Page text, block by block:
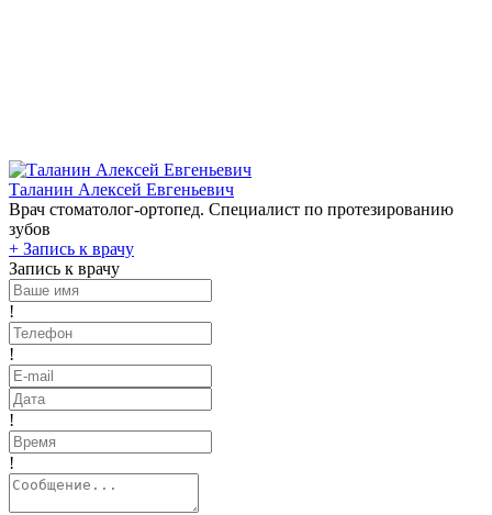
Таланин Алексей Евгеньевич
Врач стоматолог-ортопед. Специалист по протезированию
зубов
+ Запись к врачу
Запись к врачу
!
!
!
!